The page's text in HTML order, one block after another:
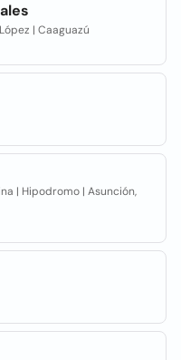
| Caaguazú
| Hipodromo | Asunción,